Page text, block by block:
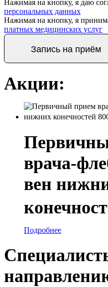
Нажимая на кнопку, я даю
персональных данных
Нажимая на кнопку, я
платных медицинских услуг
Запись на приём
Акции:
врача-
вен
Подробнее